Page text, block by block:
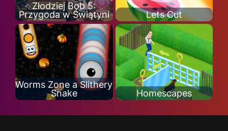
Złodziej Bob 5:
Przygoda w Świątyni
Lets Cut
Worms Zone a Slithery
Snake
Homescapes